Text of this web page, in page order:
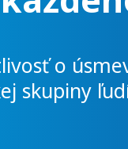
o
skupiny